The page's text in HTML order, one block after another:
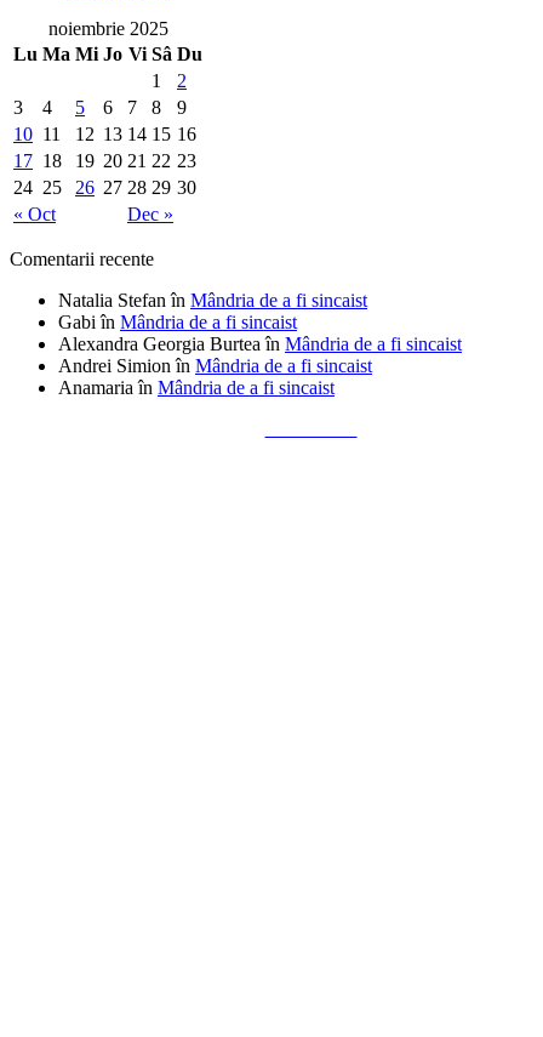
noiembrie 2025
Lu Ma Mi Jo Vi Sâ Du
« Oct Dec »
1
2
3
4 5 6 7 8
9
10 11 12 13 14 15 16
17 18 19 20 21 22 23
24 25 26 27 28 29 30
Comentarii recente
Natalia Stefanîn Mândria de a fi sincaist
Gabiîn Mândria de a fi sincaist
Alexandra Georgia Burteaîn Mândria de a fi sincaist
Andrei Simionîn Mândria de a fi sincaist
Anamariaîn Mândria de a fi sincaist